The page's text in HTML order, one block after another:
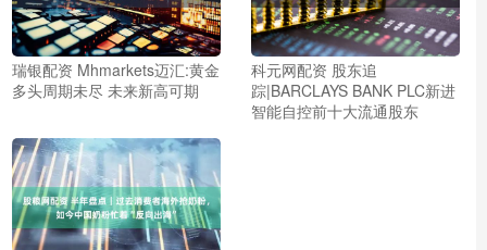
瑞银配资 Mhmarkets迈汇:黄金
多头周期未尽 未来新高可期
科元网配资 股东追
踪|BARCLAYS BANK PLC新进
智能自控前十大流通股东